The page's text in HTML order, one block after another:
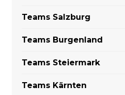
Teams Salzburg
Teams Burgenland
Teams Steiermark
Teams Kärnten